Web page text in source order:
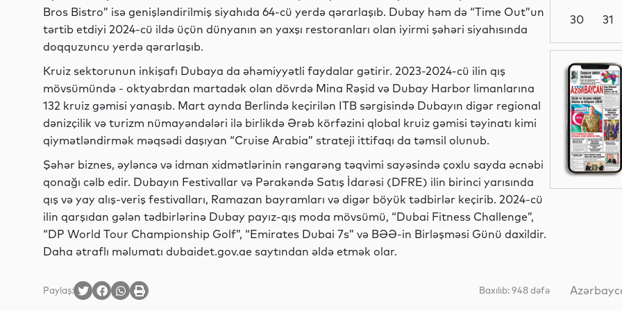
Bros Bistro” isə genişləndirilmiş siyahıda 64-cü yerdə qərarlaşıb. Dubay həm də “Time Out”un
tərtib etdiyi 2024-cü ildə üçün dünyanın ən yaxşı restoranları olan iyirmi şəhəri siyahısında
doqquzuncu yerdə qərarlaşıb.
Kruiz sektorunun inkişafı Dubaya da əhəmiyyətli faydalar gətirir. 2023-2024-cü ilin qış
mövsümündə - oktyabrdan martadək olan dövrdə Mina Rəşid və Dubay Harbor limanlarına
132 kruiz gəmisi yanaşıb. Mart aynda Berlində keçirilən ITB sərgisində Dubayın digər regional
dənizçilik və turizm nümayəndələri ilə birlikdə Ərəb körfəzini qlobal kruiz gəmisi təyinatı kimi
qiymətləndirmək məqsədi daşıyan “Cruise Arabia” strateji ittifaqı da təmsil olunub.
Şəhər biznes, əyləncə və idman xidmətlərinin rəngarəng təqvimi sayəsində çoxlu sayda əcnəbi
qonağı cəlb edir. Dubayın Festivallar və Pərakəndə Satış İdarəsi (DFRE) ilin birinci yarısında
qış və yay alış-veriş festivalları, Ramazan bayramları və digər böyük tədbirlər keçirib. 2024-cü
ilin qarşıdan gələn tədbirlərinə Dubay payız-qış moda mövsümü, “Dubai Fitness Challenge”,
“DP World Tour Championship Golf”, “Emirates Dubai 7s” və BƏƏ-in Birləşməsi Günü daxildir.
Daha ətraflı məlumatı dubaidet.gov.ae saytından əldə etmək olar.
Paylaş: Baxılıb: 948 dəfə
Mədəniyyət
Elm
30
31